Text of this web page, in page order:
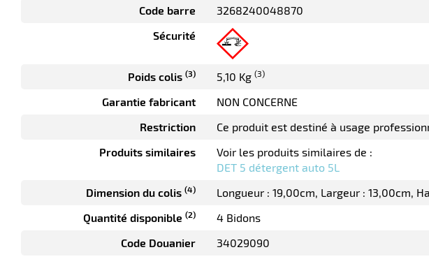
Code barre
3268240048870
Sécurité
Poids colis (3) 5,10 Kg (3)
Garantie fabricant
NON CONCERNE
Restriction
Ce produit est destiné à usage
Produits similaires
Voir les produits similaires de :
DET 5 détergent auto 5L
Dimension du colis (4) Longueur : 19,00cm Largeur : 13,00cm
Quantité disponible (2)
4 Bidons
Code Douanier
34029090